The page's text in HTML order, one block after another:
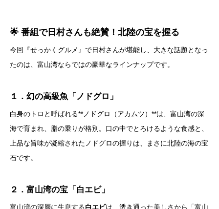
🌟 番組で日村さんも絶賛！北陸の宝を握る
今回『せっかくグルメ』で日村さんが堪能し、大きな話題となっ
たのは、富山湾ならではの豪華なラインナップです。
１．幻の高級魚「ノドグロ」
白身のトロと呼ばれる**ノドグロ（アカムツ）**は、富山湾の深
海で育まれ、脂の乗りが格別。口の中でとろけるような食感と、
上品な旨味が凝縮されたノドグロの握りは、まさに北陸の海の宝
石です。
２．富山湾の宝「白エビ」
富山湾の深層に生息する白エビは、透き通った美しさから「富山